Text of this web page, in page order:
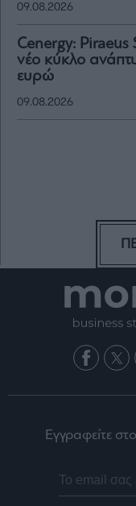
09.08.2026
Cenergy: Piraeus
νέο κύκλο
ευρώ
09.08.2026
Εγγραφείτε